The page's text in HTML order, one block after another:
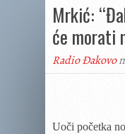
Mrkić:
će morati
Radio Đakovo
Uoči početka